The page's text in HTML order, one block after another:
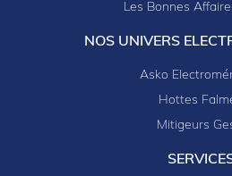
Les Bonnes
NOS UNIVERS
Asko
Hottes
Mitigeurs